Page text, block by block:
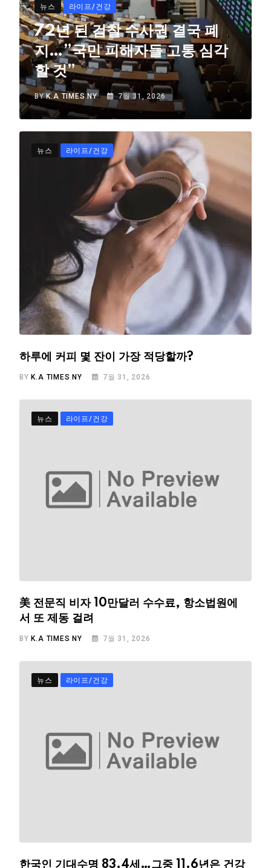
뉴스 라이프/건강
72년 된 검찰 수사권 결국 폐
지…”국민 피해자들 고통 심각
할 것”
BYK.A TIMES NY 7월 31, 2026
뉴스 라이프/건강
하루에 커피 몇 잔이 가장 적당할까?
BYK.A TIMES NY 7월 31, 2026
뉴스 라이프/건강
美 전문직 비자 10만달러 수수료, 항소법원에
서 또 제동 걸려
BY K.A TIMES NY 7월 31, 2026
뉴스 라이프/건강
한국인 기대수명 83.4세…그중 11.6년은 건강